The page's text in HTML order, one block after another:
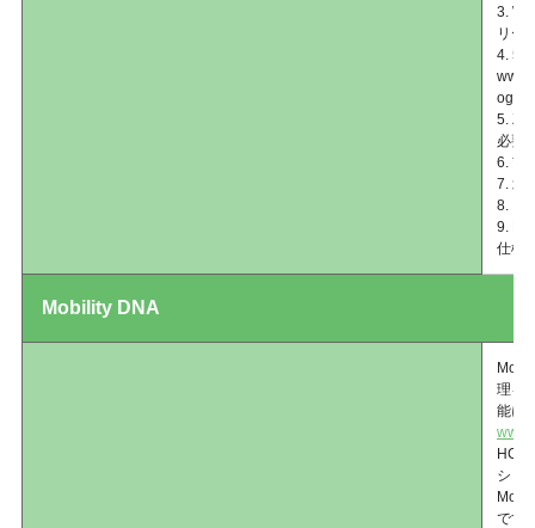
3.
リー
4. 5G
ogy/
5.
必要
6. *
7. 北
8.
9.
仕様
Mobility DNA
理を
能に
ショ
です